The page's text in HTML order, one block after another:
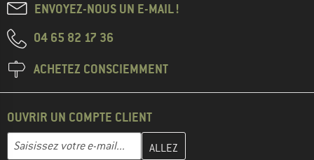
ENVOYEZ-NOUS UN E-MAIL !
04 65 82 17 36
ACHETEZ CONSCIEMMENT
OUVRIR UN COMPTE CLIENT
Adresse e-mail
Entrez votre adresse e-mail ici et créez votre compte client à la